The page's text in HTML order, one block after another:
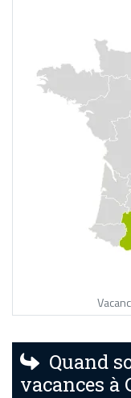
Quand
vacances à